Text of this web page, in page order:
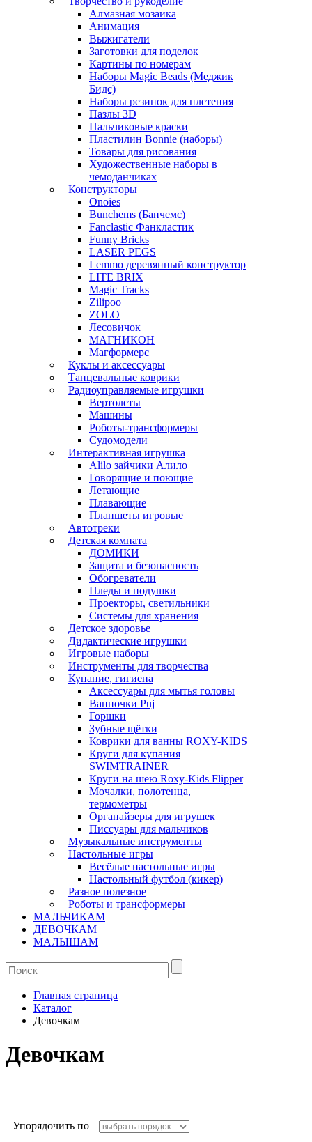
Алмазная мозаика
Анимация
Выжигатели
Заготовки для поделок
Картины по номерам
Наборы Magic Beads (Меджик
Бидс)
Наборы резинок для плетения
Пазлы 3D
Пальчиковые краски
Пластилин Bonnie (наборы)
Товары для рисования
Художественные наборы в
чемоданчиках
Конструкторы
Onoies
Bunchems (Банчемс)
Fanclastic Фанкластик
Funny Bricks
LASER PEGS
Lemmo деревянный конструктор
LITE BRIX
Magic Tracks
Zilipoo
ZOLO
Лесовичок
МАГНИКОН
Магформерс
Куклы и аксессуары
Танцевальные коврики
Радиоуправляемые игрушки
Вертолеты
Машины
Роботы-трансформеры
Судомодели
Интерактивная игрушка
Alilo зайчики Алило
Говорящие и поющие
Летающие
Плавающие
Планшеты игровые
Автотреки
Детская комната
ДОМИКИ
Защита и безопасность
Обогреватели
Пледы и подушки
Проекторы, светильники
Системы для хранения
Детское здоровье
Дидактические игрушки
Игровые наборы
Инструменты для творчества
Купание, гигиена
Аксессуары для мытья головы
Ванночки Puj
Горшки
Зубные щётки
Коврики для ванны ROXY-KIDS
Круги для купания
SWIMTRAINER
Круги на шею Roxy-Kids Flipper
Мочалки, полотенца,
термометры
Органайзеры для игрушек
Писсуары для мальчиков
Музыкальные инструменты
Настольные игры
Весёлые настольные игры
Настольный футбол (кикер)
Разное полезное
Роботы и трансформеры
МАЛЬЧИКАМ
ДЕВОЧКАМ
МАЛЫШАМ
Главная страница
Каталог
Девочкам
Девочкам
Упорядочить по